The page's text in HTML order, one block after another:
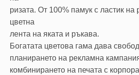
ризата. От 100% памук с ластик на
цветна
лента на яката и ръкава.
Богатата цветова гама дава
планирането на рекламна
комбинирането на печата с